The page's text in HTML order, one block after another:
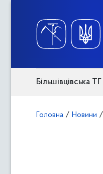
Більшівцівська ТГ
Головна / Новини /